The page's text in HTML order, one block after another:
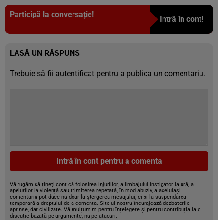
Participă la conversație!
Intră în cont!
LASĂ UN RĂSPUNS
Trebuie să fii autentificat pentru a publica un comentariu.
Intră în cont pentru a comenta
Vă rugăm să țineți cont că folosirea injuriilor, a limbajului instigator la ură, a
apelurilor la violență sau trimiterea repetată, în mod abuziv, a aceluiași
comentariu pot duce nu doar la ștergerea mesajului, ci și la suspendarea
temporară a dreptului de a comenta. Site-ul nostru încurajează dezbaterile
aprinse, dar civilizate. Vă mulțumim pentru înțelegere și pentru contribuția la o
discuție bazată pe argumente, nu pe atacuri.